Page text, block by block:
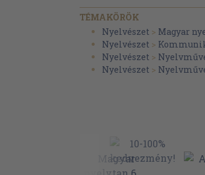
Egymásutániság és
Léptékről léptékre
TÉMAKÖRÖK
Nyelvészet > Magyar
Nyelvészet >
Nyelvészet >
Nyelvészet >